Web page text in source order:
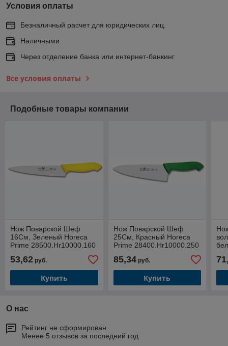
Условия оплаты
Безналичный расчет для юридических лиц.
Наличными
Через отделение банка или интернет-банкинг
Все условия оплаты
Подобные товары компании
Нож Поварской Шеф
16См, Зеленый Horeca
Prime 28500.Hr10000.160
53,62 руб.
Купить
Нож Поварской Шеф
25См, Красный Horeca
Prime 28400.Hr10000.250
85,34руб.
Купить
О нас
Рейтинг не сформирован
Менее 5 отзывов за последний год